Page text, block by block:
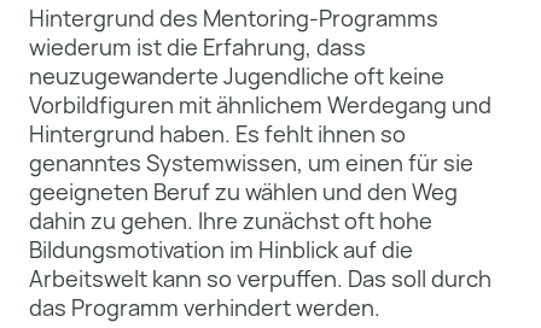
Hintergrund des Mentoring-Programms
wiederum ist die Erfahrung, dass
neuzugewanderte Jugendliche oft keine
Vorbildfiguren mit ähnlichem Werdegang und
Hintergrund haben. Es fehlt ihnen so
genanntes Systemwissen, um einen für sie
geeigneten Beruf zu wählen und den Weg
dahin zu gehen. Ihre zunächst oft hohe
Bildungsmotivation im Hinblick auf die
Arbeitswelt kann so verpuffen. Das soll durch
das Programm verhindert werden.